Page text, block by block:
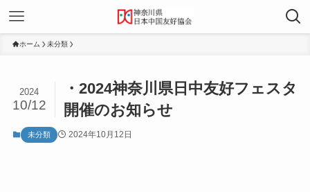
ホーム 未分類
・2024神奈川県日中友好フェスタ
開催のお知らせ
2024
10/12
未分類 2024年10月12日